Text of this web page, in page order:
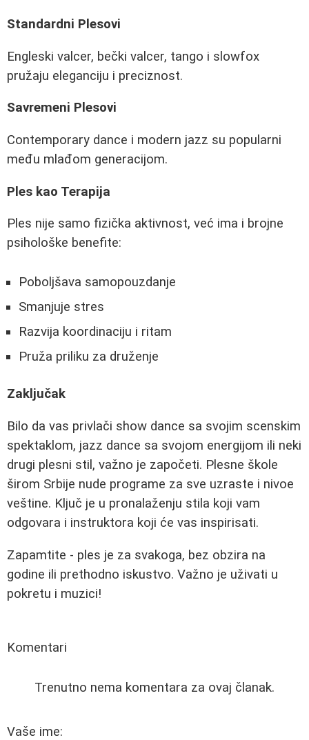
Standardni Plesovi
Engleski valcer, bečki valcer, tango i slowfox
pružaju eleganciju i preciznost.
Savremeni Plesovi
Contemporary dance i modern jazz su popularni
među mlađom generacijom.
Ples kao Terapija
Ples nije samo fizička aktivnost, već ima i brojne
psihološke benefite:
Poboljšava samopouzdanje
Smanjuje stres
Razvija koordinaciju i ritam
Pruža priliku za druženje
Zaključak
Bilo da vas privlači show dance sa svojim scenskim
spektaklom, jazz dance sa svojom energijom ili neki
drugi plesni stil, važno je započeti. Plesne škole
širom Srbije nude programe za sve uzraste i nivoe
veštine. Ključ je u pronalaženju stila koji vam
odgovara i instruktora koji će vas inspirisati.
Zapamtite - ples je za svakoga, bez obzira na
godine ili prethodno iskustvo. Važno je uživati u
pokretu i muzici!
Komentari
Trenutno nema komentara za ovaj članak.
Vaše ime: